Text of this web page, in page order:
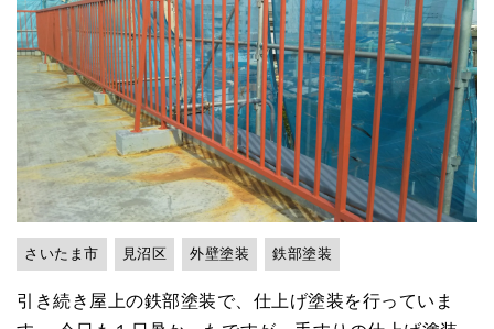
フォーム中
さいたま市 見沼区 外壁塗装 鉄部塗装
引き続き屋上の鉄部塗装で、仕上げ塗装を行っていま